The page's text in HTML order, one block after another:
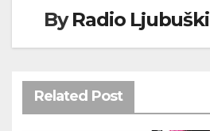
ByRadio Ljubuški
Related Post